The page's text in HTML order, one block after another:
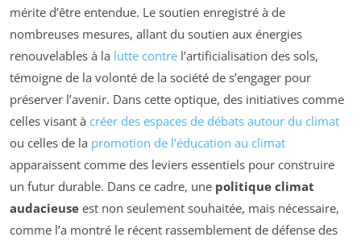
mérite d’être entendue. Le soutien enregistré à de
nombreuses mesures, allant du soutien aux énergies
renouvelables à la lutte contre l’artificialisation des sols,
témoigne de la volonté de la société de s’engager pour
préserver l’avenir. Dans cette optique, des initiatives comme
celles visant à créer des espaces de débats autour du climat
ou celles de la promotion de l’éducation au climat
apparaissent comme des leviers essentiels pour construire
un futur durable. Dans ce cadre, une politique climat
audacieuse est non seulement souhaitée, mais nécessaire,
comme l’a montré le récent rassemblement de défense des